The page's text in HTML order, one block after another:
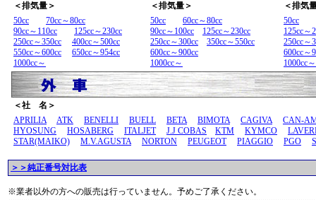
＜排気量＞ ＜排気量＞
＜排気
50cc
70cc～80cc
90cc～110cc
125cc～230cc
250cc～350cc
400cc～500cc
550cc～600cc
650cc～954cc
1000cc～
50cc
60cc～80cc
90cc～100cc
125cc～230cc
250cc～300cc
350cc～550cc
600cc～900cc
1000cc～
50cc
125cc～
250cc～
600cc～
1000cc～
＜社 名＞
APRILIA
ATK BENELLI BUELL BETA BIMOTA CAGIVA
CAN-
HYOSUNG
HOSABERG ITALJET J.J COBAS KTM KYMCO
STAR(MAIKO)
M.V.AGUSTA NORTON PEUGEOT PIAGGIO PGO
＞＞純正番号対比表
※業者以外の方への販売は行っていません。予めご了承ください。